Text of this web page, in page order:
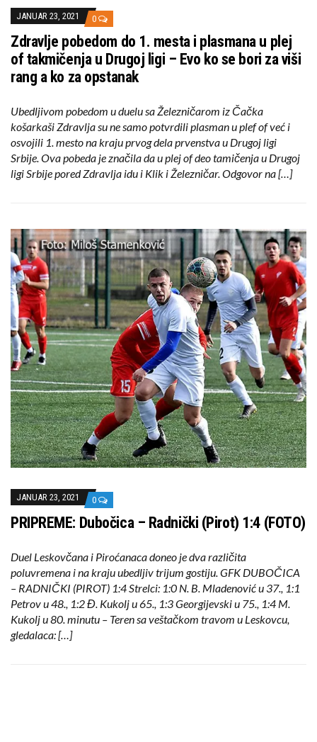
JANUAR 23, 2021 0
Zdravlje pobedom do 1. mesta i plasmana u plej
of takmičenja u Drugoj ligi – Evo ko se bori za viši
rang a ko za opstanak
Ubedljivom pobedom u duelu sa Železničarom iz Čačka
košarkaši Zdravlja su ne samo potvrdili plasman u plef of već i
osvojili 1. mesto na kraju prvog dela prvenstva u Drugoj ligi
Srbije. Ova pobeda je značila da u plej of deo tamičenja u Drugoj
ligi Srbije pored Zdravlja idu i Klik i Železničar. Odgovor na […]
JANUAR 23, 2021 0
PRIPREME: Dubočica – Radnički (Pirot) 1:4 (FOTO)
Duel Leskovčana i Piroćanaca doneo je dva različita
poluvremena i na kraju ubedljiv trijum gostiju. GFK DUBOČICA
– RADNIČKI (PIROT) 1:4 Strelci: 1:0 N. B. Mladenović u 37., 1:1
Petrov u 48., 1:2 Đ. Kukolj u 65., 1:3 Georgijevski u 75., 1:4 M.
Kukolj u 80. minutu – Teren sa veštačkom travom u Leskovcu,
gledalaca: […]